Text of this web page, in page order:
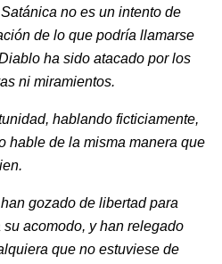
no es un intento de
de lo que podría llamarse
ha sido atacado por los
ni miramientos.
hablando ficticiamente,
hable de la misma manera que
gozado de libertad para
su acomodo, y han relegado
que no estuviese de